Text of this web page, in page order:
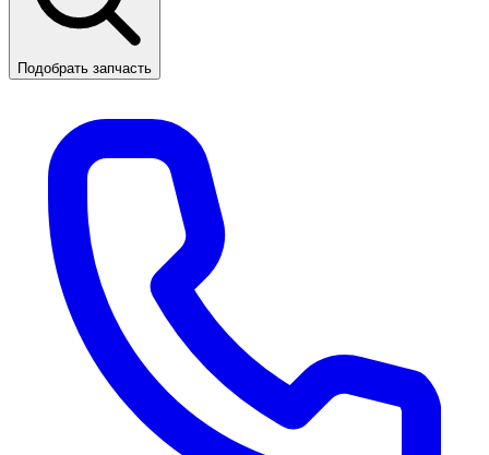
Подобрать запчасть